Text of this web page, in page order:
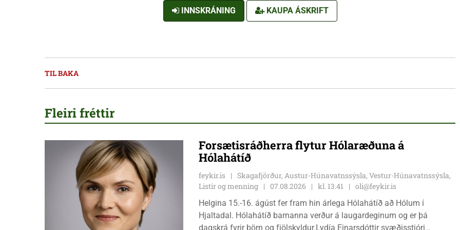
INNSKRÁNING KAUPA ÁSKRIFT
TIL BAKA
Fleiri fréttir
Forsætisráðherra flytur Hólaræðuna á
Hólahátíð
feykir.is
Skagafjörður, Austur-Húnavatnssýsla, Vestur-Húnavatnssýsla,
Listir og menning
07.08.2026 kl. 13.41
oli@feykir.is
Helgina 15.-16. ágúst fer fram hin árlega Hólahátíð að Hólum í
Hjaltadal. Hólahátíð barnanna verður á laugardeginum og er þá
dagskrá fyrir börn og fjölskyldur.Lydía Einarsdóttir svæðisstjóri